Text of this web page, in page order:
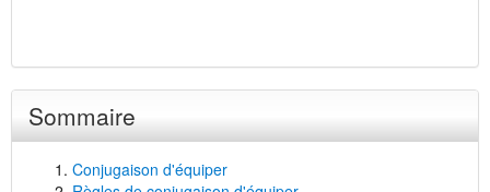
Sommaire
Conjugaison d'équiper